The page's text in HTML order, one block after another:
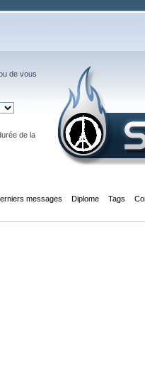
de vous
de la
messages Diplome Tags